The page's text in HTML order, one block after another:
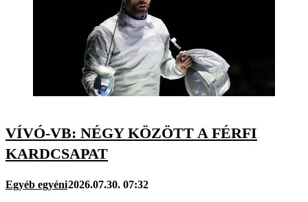
VÍVÓ-VB: NÉGY KÖZÖTT A FÉRFI
KARDCSAPAT
Egyéb egyéni2026.07.30. 07:32